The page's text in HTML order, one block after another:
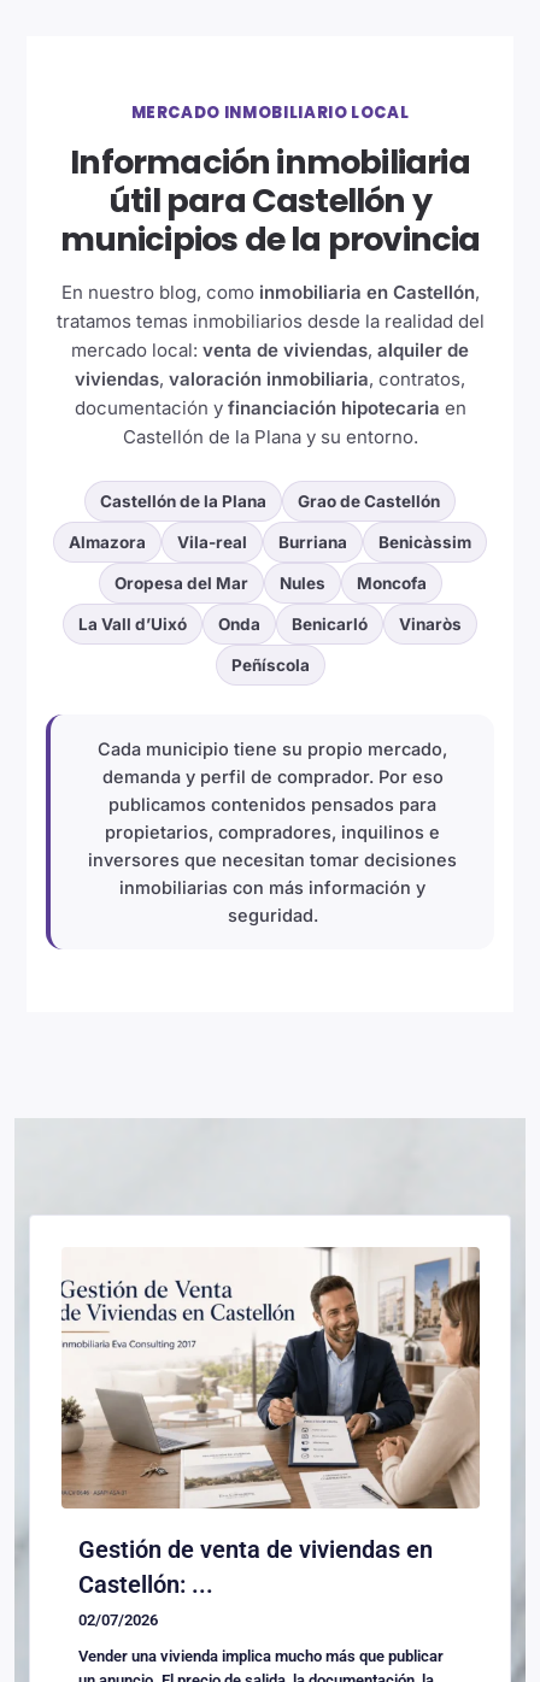
MERCADO INMOBILIARIO LOCAL
Información inmobiliaria
útil para Castellón y
municipios de la provincia
En nuestro blog, como inmobiliaria en Castellón,
tratamos temas inmobiliarios desde la realidad del
mercado local: venta de viviendas, alquiler de
viviendas, valoración inmobiliaria, contratos,
documentación y financiación hipotecaria en
Castellón de la Plana y su entorno.
Castellón de la Plana Grao de Castellón
Almazora Vila-real Burriana Benicàssim
Oropesa del Mar Nules Moncofa
La Vall d’Uixó Onda Benicarló Vinaròs
Peñíscola
Cada municipio tiene su propio mercado,
demanda y perfil de comprador. Por eso
publicamos contenidos pensados para
propietarios, compradores, inquilinos e
inversores que necesitan tomar decisiones
inmobiliarias con más información y
seguridad.
Gestión de venta de viviendas en
Castellón: ...
02/07/2026
Vender una vivienda implica mucho más que publicar